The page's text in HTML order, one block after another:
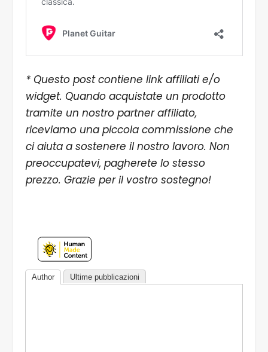
* Questo post contiene link affiliati e/o
widget. Quando acquistate un prodotto
tramite un nostro partner affiliato,
riceviamo una piccola commissione che
ci aiuta a sostenere il nostro lavoro. Non
preoccupatevi, pagherete lo stesso
prezzo. Grazie per il vostro sostegno!
Author Ultime pubblicazioni